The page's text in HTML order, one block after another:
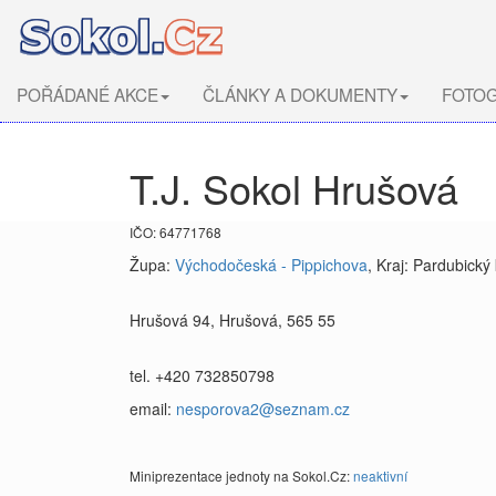
POŘÁDANÉ AKCE ČLÁNKY A DOKUMENTY
T.J. Sokol Hrušová
IČO: 64771768
Župa: Východočeská - Pippichova, Kraj:
Hrušová 94, Hrušová, 565 55
tel. +420 732850798
email: nesporova2@seznam.cz
Miniprezentace jednoty na Sokol.Cz:neaktivní